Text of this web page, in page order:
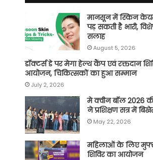
मानसून में स्किन
पड़ सकती है भारी,
सलाह
August 5, 2026
डॉक्टर्स डे पर मेगा हेल्थ कैंप एवं रक्तदान
आयोजन, चिकित्सकों का हुआ सम्मान
July 2, 2026
मे क्वीन बॉल 2026 की
ने प्रशिक्षण सत्र में
May 22, 2026
महिलाओं के लिए
शिविर का आयोजन